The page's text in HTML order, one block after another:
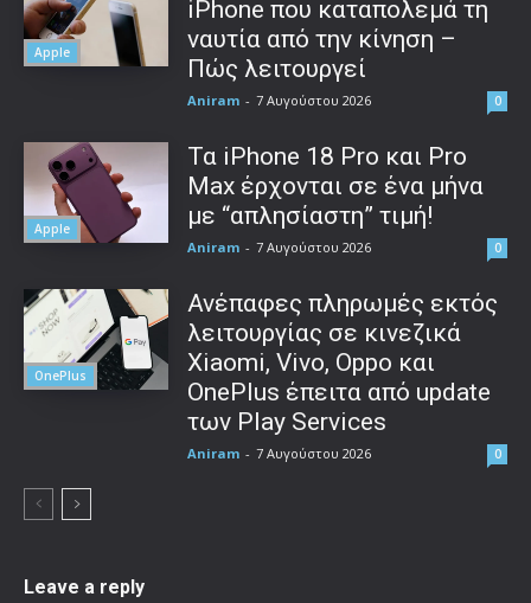
Apple
iPhone που καταπολεμά τη
ναυτία από την κίνηση –
Πώς λειτουργεί
Aniram - 7 Αυγούστου 2026 0
Apple
Τα iPhone 18 Pro και Pro
Max έρχονται σε ένα μήνα
με “απλησίαστη” τιμή!
Aniram - 7 Αυγούστου 2026 0
OnePlus
Ανέπαφες πληρωμές εκτός
λειτουργίας σε κινεζικά
Xiaomi, Vivo, Oppo και
OnePlus έπειτα από update
των Play Services
Aniram - 7 Αυγούστου 2026 0
Leave a reply